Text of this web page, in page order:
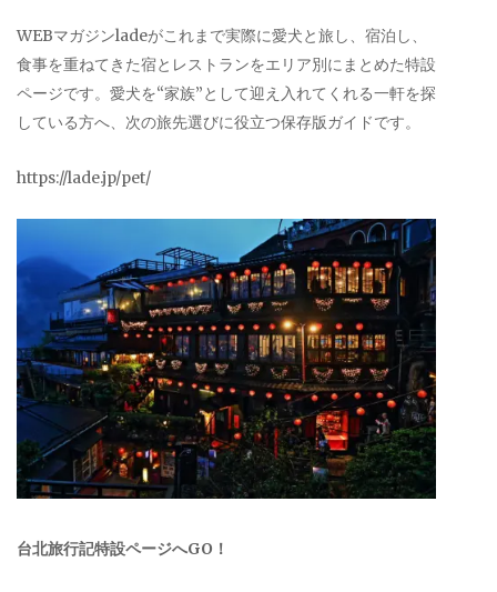
WEBマガジンladeがこれまで実際に愛犬と旅し、宿泊し、
食事を重ねてきた宿とレストランをエリア別にまとめた特設
ページです。愛犬を“家族”として迎え入れてくれる一軒を探
している方へ、次の旅先選びに役立つ保存版ガイドです。
https://lade.jp/pet/
台北旅行記特設ページへGO！